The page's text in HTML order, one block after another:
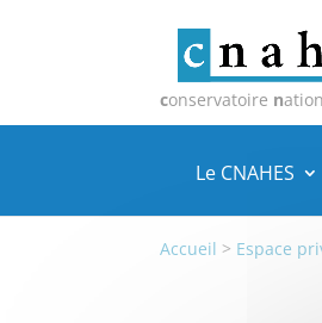
conservatoire n
Le CNAHES
Accueil > Espace